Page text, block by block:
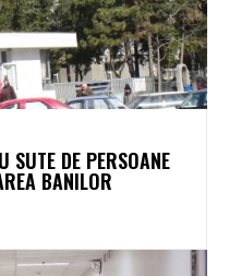
SUTE DE PERSOANE
BANILOR